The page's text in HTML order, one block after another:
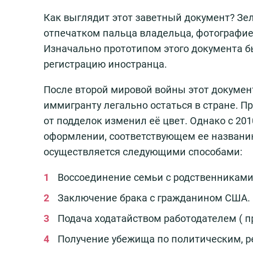
Как выглядит этот заветный документ?
отпечатком пальца владельца,
Изначально прототипом этого документа
регистрацию иностранца.
После второй мировой войны этот
иммигранту легально остаться в стране.
от подделок изменил её цвет. Однако с
оформлении, соответствующем ее
осуществляется следующими способами:
Воссоединение семьи с
Заключение брака с гражданином США.
Подача ходатайством работодателем (
Получение убежища по политическим,